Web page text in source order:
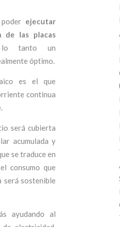
ejecutar
de las placas
lo tanto un
óptimo.
es el que
continua
será cubierta
acumulada y
se traduce en
consumo que
será sostenible
ayudando al